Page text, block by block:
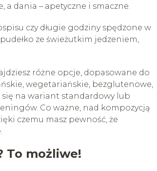
a dania – apetyczne i smaczne.
czy długie godziny spędzone w
ze świeżutkim jedzeniem,
różne opcje, dopasowane do
wegetariańskie, bezglutenowe,
się na wariant standardowy lub
Co ważne, nad kompozycją
czemu masz pewność, że
To możliwe!